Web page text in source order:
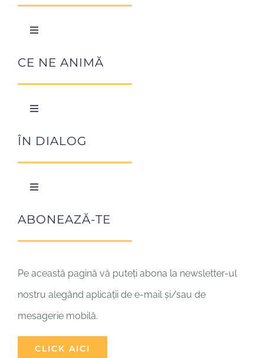
Toggle
Istoric Focolare
Cofondatori
CE NE ANIMĂ
Toggle
Arta de a iubi
Împărtășirea
ÎN DIALOG
Toggle
Biserica – comuniune
Dialogul între religii
Amici
ABONEAZĂ-TE
Pe această pagină vă puteți abona la newsletter-ul
nostru alegând aplicații de e-mail și/sau de
mesagerie mobilă.
CLICK AICI